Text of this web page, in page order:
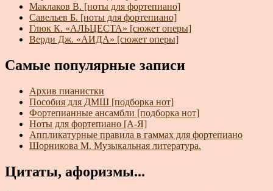
Маклаков В. [ноты для фортепиано]
Савельев Б. [ноты для фортепиано]
Глюк К. «АЛЬЦЕСТА» [сюжет оперы]
Верди Дж. «АИДА» [сюжет оперы]
Самые популярные записи
Архив пианистки
Пособия для ДМШ [подборка нот]
Фортепианные ансамбли [подборка нот]
Ноты для фортепиано [А-Я]
Аппликатурные правила в гаммах для фортепиано
Шорникова М. Музыкальная литература.
Цитаты, афоризмы...